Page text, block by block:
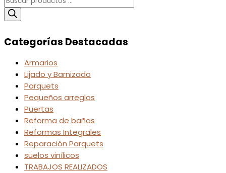
Categorías Destacadas
Armarios
Lijado y Barnizado
Parquets
Pequeños arreglos
Puertas
Reforma de baños
Reformas Integrales
Reparación Parquets
suelos vinílicos
TRABAJOS REALIZADOS